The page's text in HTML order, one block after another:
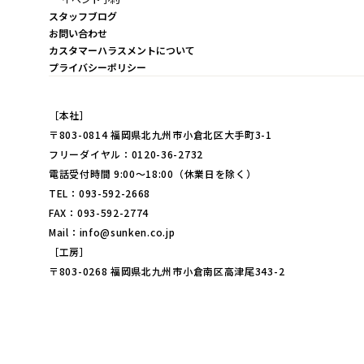
スタッフブログ
お問い合わせ
カスタマーハラスメントについて
プライバシーポリシー
［本社］
〒803-0814 福岡県北九州市小倉北区大手町3-1
フリーダイヤル：0120-36-2732
電話受付時間 9:00～18:00（休業日を除く）
TEL：093-592-2668
FAX：093-592-2774
Mail：info@sunken.co.jp
［工房］
〒803-0268 福岡県北九州市小倉南区高津尾343-2